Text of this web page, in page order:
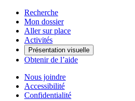
Recherche
Mon dossier
Aller sur place
Activités
Présentation visuelle
Obtenir de l’aide
Nous joindre
Accessibilité
Confidentialité